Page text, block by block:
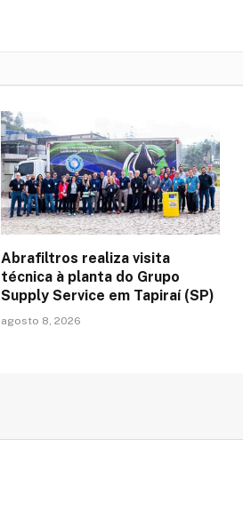
Abrafiltros realiza visita
técnica à planta do Grupo
Supply Service em Tapiraí (SP)
agosto 8, 2026